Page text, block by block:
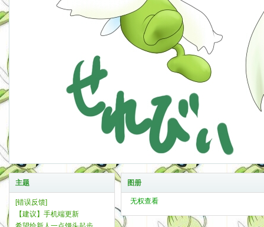
主题
[错误反馈]
【建议】手机端更新
图册
无权查看